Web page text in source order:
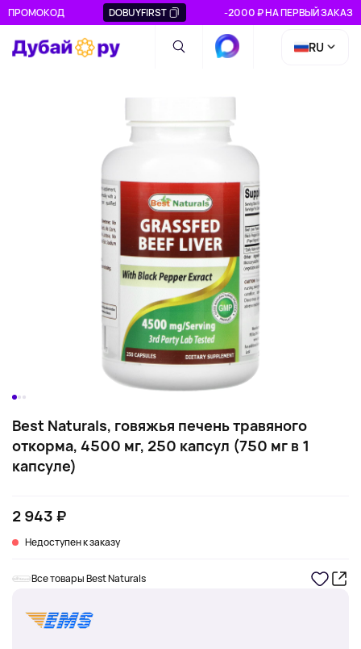
ПРОМОКОД DOBUYFIRST -2000 ₽ НА ПЕРВЫЙ ЗАКАЗ
RU
Best Naturals, говяжья печень травяного
откорма, 4500 мг, 250 капсул (750 мг в 1
капсуле)
2 943 ₽
Недоступен к заказу
Все товары Best Naturals